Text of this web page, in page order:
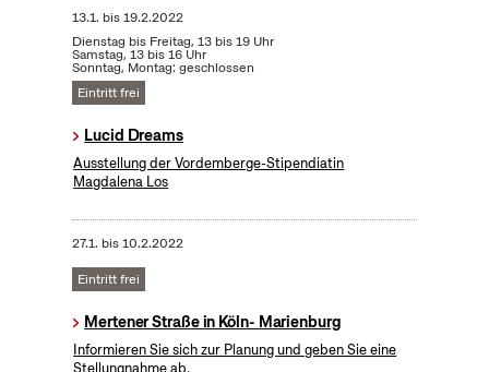
13.1. bis19.2.2022
Dienstag bis Freitag, 13 bis 19 Uhr
Samstag, 13 bis 16 Uhr
Sonntag, Montag: geschlossen
Eintritt frei
Lucid Dreams
Ausstellung der Vordemberge-Stipendiatin
Magdalena Los
27.1. bis10.2.2022
Eintritt frei
Mertener Straße in Köln- Marienburg
Informieren Sie sich zur Planung und geben Sie eine